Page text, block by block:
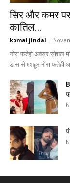
सिर और कमर
कातिल...
komal jindal -
नोरा फतेही अक्सर सोशल
डांस से मशहूर नोरा फतेही